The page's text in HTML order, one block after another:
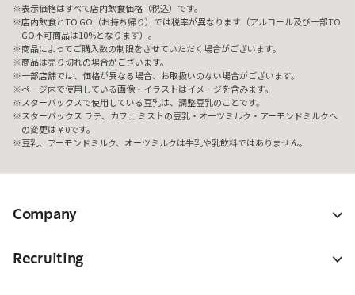
表示価格はすべて店内飲食価格（税込）です。
店内飲食とTO GO（お持ち帰り）では税率が異なります（アルコール及び一部TO
GO不可商品は10%となります）。
商品によってご購入数の制限をさせていただく場合がございます。
商品は売り切れの場合がございます。
一部店舗では、価格が異なる場合、お取扱いのない場合がございます。
ページ内で使用している画像・イラストはイメージを含みます。
スターバックスで使用している豆乳は、調整豆乳のことです。
スターバックス ラテ、カフェ ミストの豆乳・オーツミルク・アーモンドミルクへ
の変更は￥0です。
豆乳、アーモンドミルク、オーツミルクは牛乳や乳飲料ではありません。
Company
Recruiting